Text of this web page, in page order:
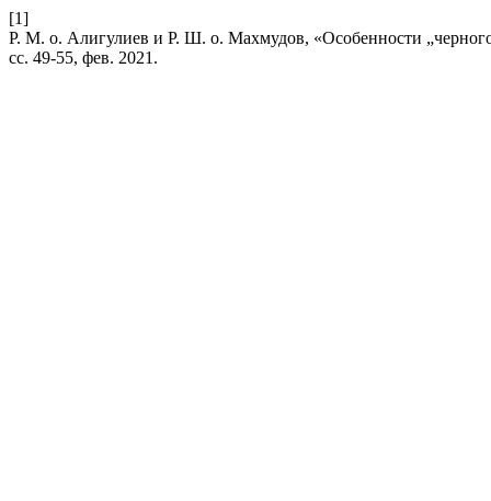
[1]
Р. М. о. Алигулиев и Р. Ш. о. Махмудов, «Особенности
сс. 49-55, фев. 2021.